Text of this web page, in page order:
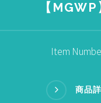
【MGWP
Item
商品